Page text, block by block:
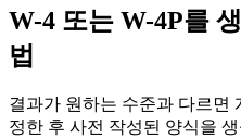
W-4 또는 W-4P를
법
결과가 원하는 수준과 다르면
정한 후 사전 작성된 양식을